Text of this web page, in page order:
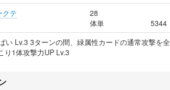
クテ
28
体単
5344
い Lv.3 3ターンの間、緑属性カードの通常攻撃を
り1体攻撃力UP Lv.3